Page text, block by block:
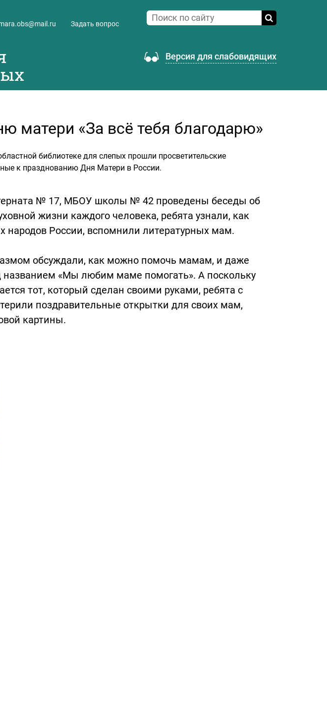
Задать вопрос
Версия для слабовидящих
матери «За всё тебя благодарю»
библиотеке для слепых прошли просветительские
к празднованию Дня Матери в России.
№ 17, МБОУ школы № 42 проведены беседы об
жизни каждого человека, ребята узнали, как
народов России, вспомнили литературных мам.
обсуждали, как можно помочь мамам, и даже
названием «Мы любим маме помогать». А поскольку
тот, который сделан своими руками, ребята с
поздравительные открытки для своих мам,
картины.